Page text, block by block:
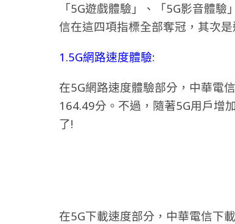
「5G遊戲體驗」、「5G影音體
信在這四項指標全部奪冠，其次
1.5G網路速度體驗:
在5G網路速度體驗部分，中華電
164.49分。不過，隨著5G用戶增
了!
在5G下載速度部分，中華電信下